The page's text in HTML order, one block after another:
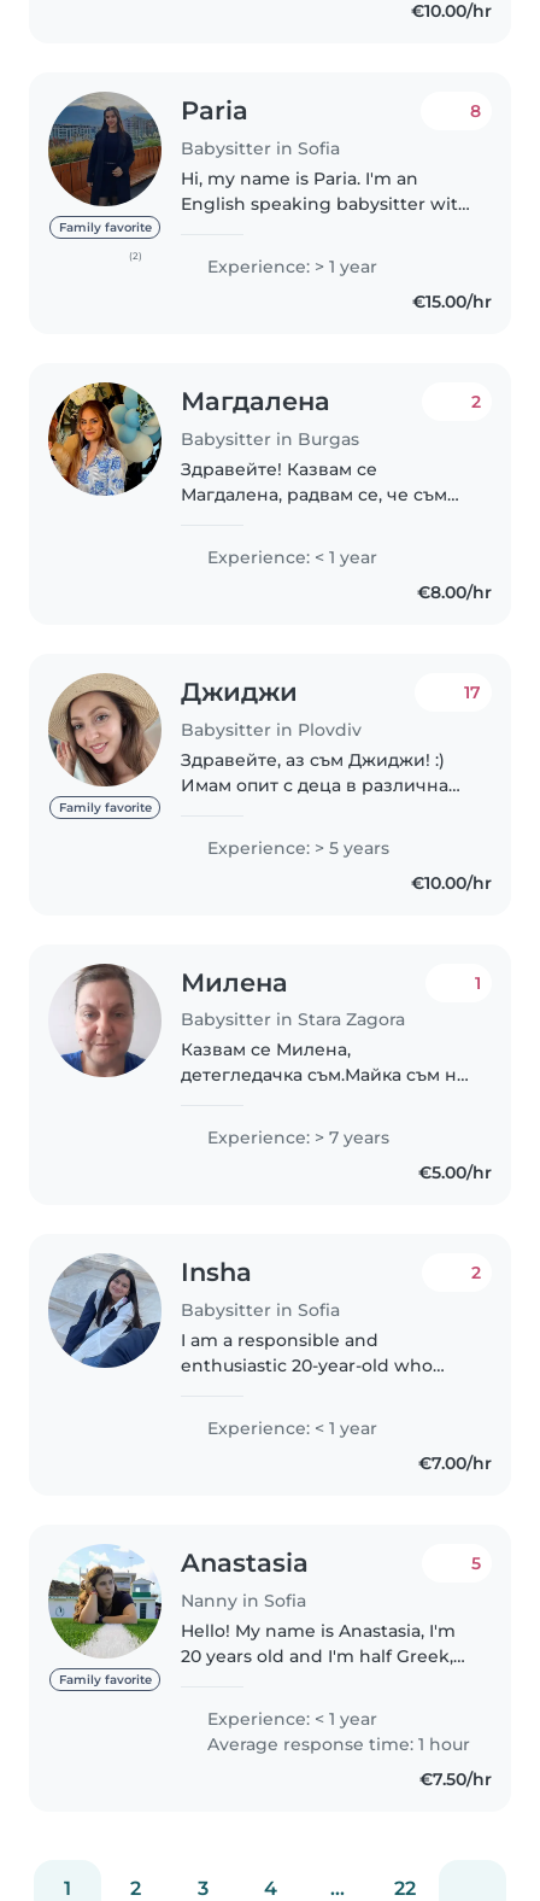
€10.00/hr
Family favorite
(2)
Paria
Babysitter in Sofia
8
Hi, my name is Paria. I'm an
English speaking babysitter with
children. I'm responsible,
patient, and I truly love working
with kids. If you're looking for..
Experience: > 1 year
€15.00/hr
Магдалена
Babysitter in Burgas
2
Здравейте! Казвам се
Магдалена, радвам се, че съм
Физически активен човек -
правя силови тренировки,
нямам проблем със стълби,
Experience: < 1 year
€8.00/hr
Family favorite
Джиджи
Babysitter in Plovdiv
17
Здравейте, аз съм Джиджи! :)
Имам опит с деца в различна
образование съм. Активен
шофьор съм и разполагам с
Experience: > 5 years
€10.00/hr
Милена
Babysitter in Stara Zagora
1
Казвам се Милена,
детегледачка съм.Майка съм на
любвеобилна жена съм ,
обичам много дечицата грижа
се за тях с любов.Усмихната,
Experience: > 7 years
€5.00/hr
Insha
Babysitter in Sofia
2
I am a responsible and
enthusiastic 20-year-old who
While I don't have any
professional childcare
experience yet, I've spent a lot of
Experience: < 1 year
€7.00/hr
Family favorite
Anastasia
Nanny in Sofia
5
Hello! My name is Anastasia, I'm
20 years old and I'm half Greek,
raised in Greece, I went to school
there and now I decided to
come to Bulgaria. Back..
Experience: < 1 year
Average response time: 1 hour
€7.50/hr
1 2 3 4 ... 22